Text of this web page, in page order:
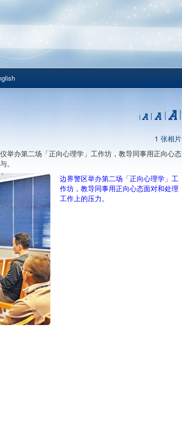
1 张相片
举办第二场「正向心理学」工作坊，教导同事用正向心态
。
边界警区举办第二场「正向心理学」工
作坊，教导同事用正向心态面对和处理
工作上的压力。